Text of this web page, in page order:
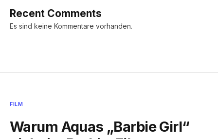
Recent Comments
Es sind keine Kommentare vorhanden.
FILM
Warum Aquas „Barbie Girl“